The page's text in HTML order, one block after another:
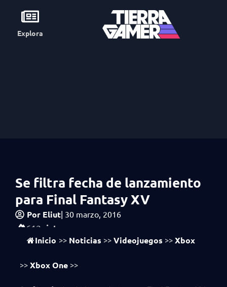
Explora
Se filtra fecha de lanzamiento
para Final Fantasy XV
Por Eliut| 30 marzo, 2016
612 vistas
Inicio >> Noticias >> Videojuegos >> Xbox
>> Xbox One >>